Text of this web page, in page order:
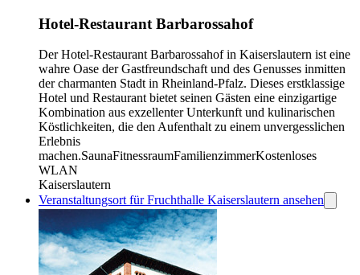
Hotel-Restaurant Barbarossahof
Der Hotel-Restaurant Barbarossahof in Kaiserslautern ist eine
wahre Oase der Gastfreundschaft und des Genusses inmitten
der charmanten Stadt in Rheinland-Pfalz. Dieses erstklassige
Hotel und Restaurant bietet seinen Gästen eine einzigartige
Kombination aus exzellenter Unterkunft und kulinarischen
Köstlichkeiten, die den Aufenthalt zu einem unvergesslichen
Erlebnis
machen.SaunaFitnessraumFamilienzimmerKostenloses
WLAN
Kaiserslautern
Veranstaltungsort für Fruchthalle Kaiserslautern ansehen